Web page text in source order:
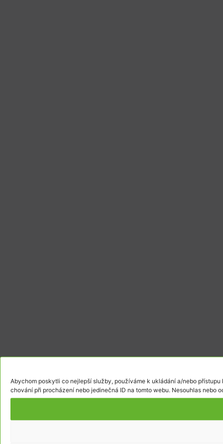
Abychom poskytli co nejlepší služby, používáme k ukládání a/nebo
chování při procházení nebo jedinečná ID na tomto webu. Nesouhlas